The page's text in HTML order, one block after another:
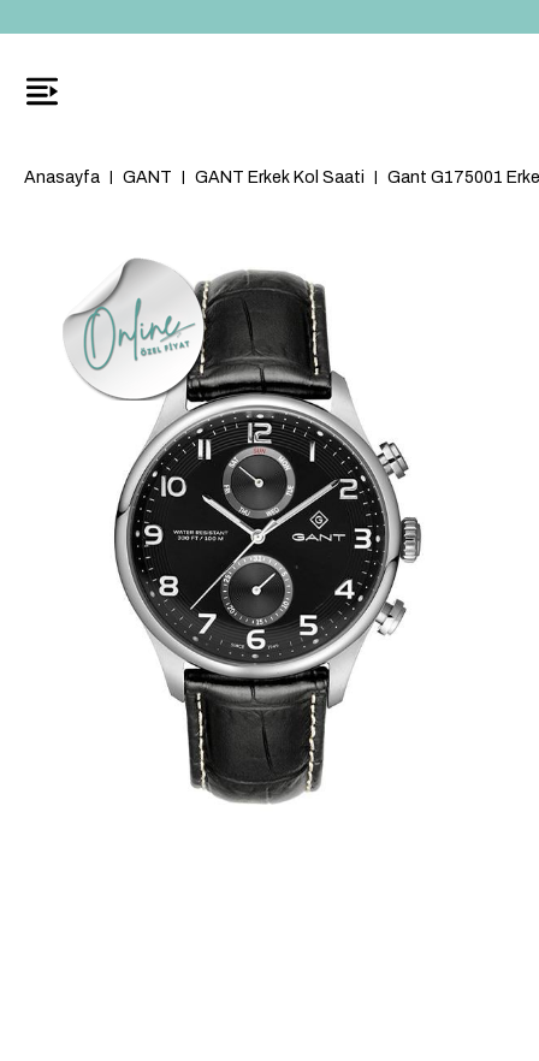
Anasayfa GANT GANT Erkek Kol Saati Gant G175001